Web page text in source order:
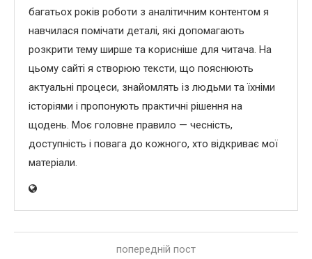
багатьох років роботи з аналітичним контентом я
навчилася помічати деталі, які допомагають
розкрити тему ширше та корисніше для читача. На
цьому сайті я створюю тексти, що пояснюють
актуальні процеси, знайомлять із людьми та їхніми
історіями і пропонують практичні рішення на
щодень. Моє головне правило — чесність,
доступність і повага до кожного, хто відкриває мої
матеріали.
попередній пост